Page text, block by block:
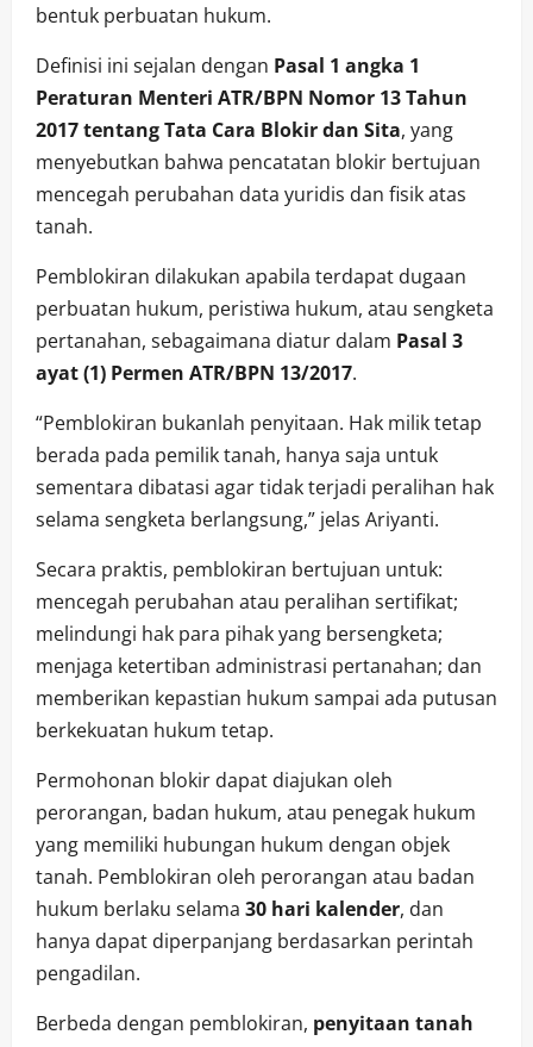
bentuk perbuatan hukum.
Definisi ini sejalan dengan Pasal 1 angka 1
Peraturan Menteri ATR/BPN Nomor 13 Tahun
2017 tentang Tata Cara Blokir dan Sita, yang
menyebutkan bahwa pencatatan blokir bertujuan
mencegah perubahan data yuridis dan fisik atas
tanah.
Pemblokiran dilakukan apabila terdapat dugaan
perbuatan hukum, peristiwa hukum, atau sengketa
pertanahan, sebagaimana diatur dalam Pasal 3
ayat (1) Permen ATR/BPN 13/2017.
“Pemblokiran bukanlah penyitaan. Hak milik tetap
berada pada pemilik tanah, hanya saja untuk
sementara dibatasi agar tidak terjadi peralihan hak
selama sengketa berlangsung,” jelas Ariyanti.
Secara praktis, pemblokiran bertujuan untuk:
mencegah perubahan atau peralihan sertifikat;
melindungi hak para pihak yang bersengketa;
menjaga ketertiban administrasi pertanahan; dan
memberikan kepastian hukum sampai ada putusan
berkekuatan hukum tetap.
Permohonan blokir dapat diajukan oleh
perorangan, badan hukum, atau penegak hukum
yang memiliki hubungan hukum dengan objek
tanah. Pemblokiran oleh perorangan atau badan
hukum berlaku selama 30 hari kalender, dan
hanya dapat diperpanjang berdasarkan perintah
pengadilan.
Berbeda dengan pemblokiran, penyitaan tanah